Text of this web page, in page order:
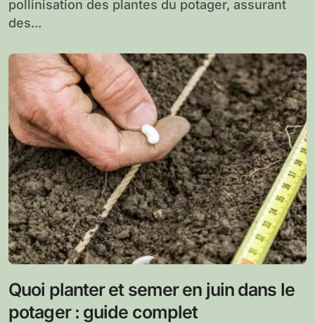
pollinisation des plantes du potager, assurant
des...
Quoi planter et semer en juin dans le
potager : guide complet